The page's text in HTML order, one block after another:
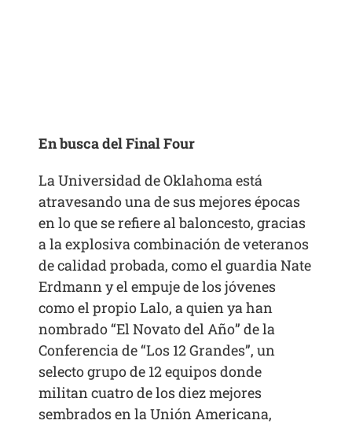
En busca del Final Four
La Universidad de Oklahoma está
atravesando una de sus mejores épocas
en lo que se refiere al baloncesto, gracias
a la explosiva combinación de veteranos
de calidad probada, como el guardia Nate
Erdmann y el empuje de los jóvenes
como el propio Lalo, a quien ya han
nombrado “El Novato del Año” de la
Conferencia de “Los 12 Grandes”, un
selecto grupo de 12 equipos donde
militan cuatro de los diez mejores
sembrados en la Unión Americana,